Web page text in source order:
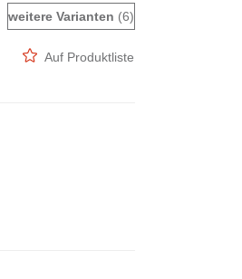
weitere Varianten (6)
Auf Produktliste